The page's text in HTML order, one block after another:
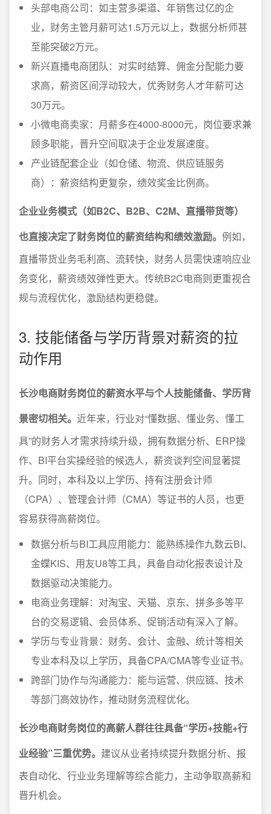
头部电商公司：如主营多渠道、年销售过亿的企
业，财务主管月薪可达1.5万元以上，数据分析师甚
至能突破2万元。
新兴直播电商团队：对实时结算、佣金分配能力要
求高，薪资区间浮动较大，优秀财务人才年薪可达
30万元。
小微电商卖家：月薪多在4000-8000元，岗位要求兼
顾多职能，晋升空间取决于企业发展速度。
产业链配套企业（如仓储、物流、供应链服务
商）：薪资结构更复杂，绩效奖金比例高。
企业业务模式（如B2C、B2B、C2M、直播带货等）
也直接决定了财务岗位的薪资结构和绩效激励。 例如，
直播带货业务毛利高、流转快，财务人员需快速响应业
务变化，薪资绩效弹性更大。传统B2C电商则更重视合
规与流程优化，激励结构更稳健。
3. 技能储备与学历背景对薪资的拉
动作用
长沙电商财务岗位的薪资水平与个人技能储备、学历背
景密切相关。 近年来，行业对“懂数据、懂业务、懂工
具”的财务人才需求持续升级，拥有数据分析、ERP操
作、BI平台实操经验的候选人，薪资谈判空间显著提
升。同时，本科及以上学历、持有注册会计师
（CPA）、管理会计师（CMA）等证书的人员，也更
容易获得高薪岗位。
数据分析与BI工具应用能力：能熟练操作九数云BI、
金蝶KIS、用友U8等工具，具备自动化报表设计及
数据驱动决策能力。
电商业务理解：对淘宝、天猫、京东、拼多多等平
台的交易逻辑、会员体系、促销活动有深入了解。
学历与专业背景：财务、会计、金融、统计等相关
专业本科及以上学历，具备CPA/CMA等专业证书。
跨部门协作与沟通能力：能与运营、供应链、技术
等部门高效协作，推动财务流程优化。
长沙电商财务岗位的高薪人群往往具备“学历+技能+行
业经验”三重优势。 建议从业者持续提升数据分析、报
表自动化、行业业务理解等综合能力，主动争取高薪和
晋升机会。